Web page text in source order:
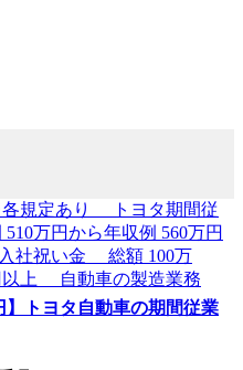
】トヨタ自動車の期間従業